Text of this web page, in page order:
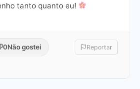
tanto quanto eu!
0Não gostei Reportar